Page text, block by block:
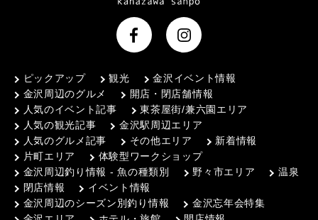
ピックアップ 観光
金沢イベント情報
金沢周辺のグルメ
開店・閉店舗情報
人気のイベント記事
東茶屋街/兼六園エリア
人気の観光記事
金沢駅周辺エリア
人気のグルメ記事
その他エリア
新着情報
片町エリア
体験型ワークショップ
金沢周辺釣り情報 - 魚の種類別
野々市エリア
温泉
閉店情報
イベント情報
金沢周辺のシーズン別釣り情報
金沢忘年会特集